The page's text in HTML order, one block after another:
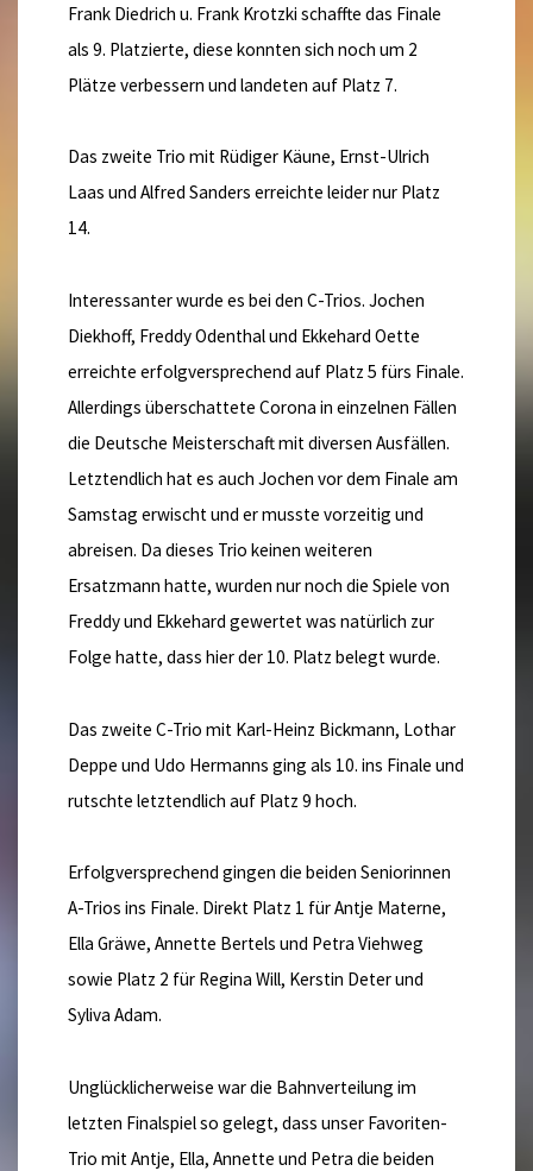
Frank Diedrich u. Frank Krotzki schaffte das Finale
als 9. Platzierte, diese konnten sich noch um 2
Plätze verbessern und landeten auf Platz 7.
Das zweite Trio mit Rüdiger Käune, Ernst-Ulrich
Laas und Alfred Sanders erreichte leider nur Platz
14.
Interessanter wurde es bei den C-Trios. Jochen
Diekhoff, Freddy Odenthal und Ekkehard Oette
erreichte erfolgversprechend auf Platz 5 fürs Finale.
Allerdings überschattete Corona in einzelnen Fällen
die Deutsche Meisterschaft mit diversen Ausfällen.
Letztendlich hat es auch Jochen vor dem Finale am
Samstag erwischt und er musste vorzeitig und
abreisen. Da dieses Trio keinen weiteren
Ersatzmann hatte, wurden nur noch die Spiele von
Freddy und Ekkehard gewertet was natürlich zur
Folge hatte, dass hier der 10. Platz belegt wurde.
Das zweite C-Trio mit Karl-Heinz Bickmann, Lothar
Deppe und Udo Hermanns ging als 10. ins Finale und
rutschte letztendlich auf Platz 9 hoch.
Erfolgversprechend gingen die beiden Seniorinnen
A-Trios ins Finale. Direkt Platz 1 für Antje Materne,
Ella Gräwe, Annette Bertels und Petra Viehweg
sowie Platz 2 für Regina Will, Kerstin Deter und
Syliva Adam.
Unglücklicherweise war die Bahnverteilung im
letzten Finalspiel so gelegt, dass unser Favoriten-
Trio mit Antje, Ella, Annette und Petra die beiden